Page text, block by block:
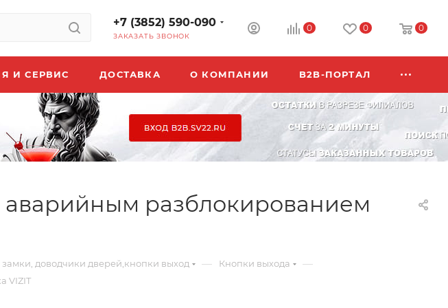
+7 (3852) 590-090
ЗАКАЗАТЬ ЗВОНОК
0 0 0
И СЕРВИС ДОСТАВКА О КОМПАНИИ B2B-ПОРТАЛ
аварийным разблокированием
доводчики дверей,кнопки выход — Кнопки выхода —
VIZIT